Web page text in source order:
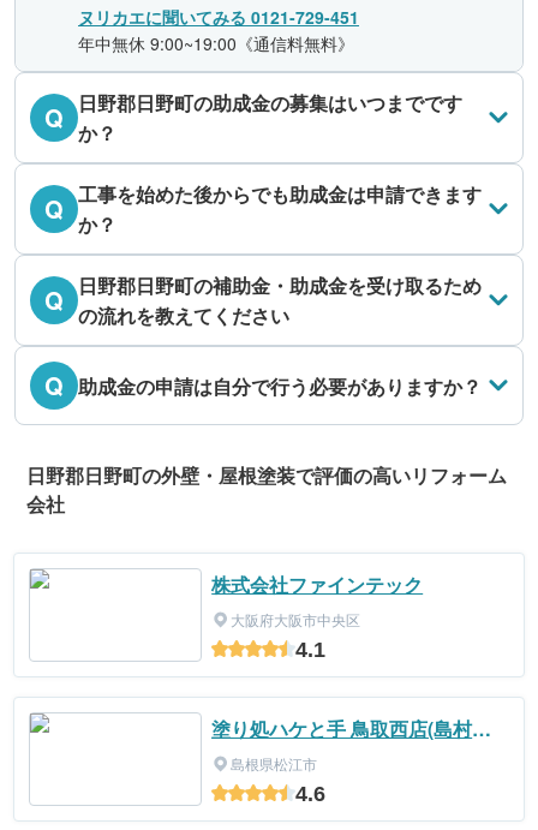
ヌリカエに聞いてみる 0121-729-451
年中無休 9:00~19:00《通信料無料》
Q
日野郡日野町の助成金の募集はいつまでです
か？
Q 工事を始めた後からでも助成金は申請できます
か？
Q
日野郡日野町の補助金・助成金を受け取るため
の流れを教えてください
Q 助成金の申請は自分で行う必要がありますか？
日野郡日野町の外壁・屋根塗装で評価の高いリフォーム
会社
株式会社ファインテック
大阪府大阪市中央区
4.1
塗り処ハケと手 鳥取西店(島村塗
装店)
島根県松江市
4.6